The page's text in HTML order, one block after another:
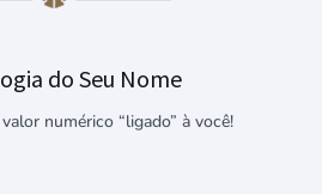
do Seu Nome
numérico “ligado” à você!